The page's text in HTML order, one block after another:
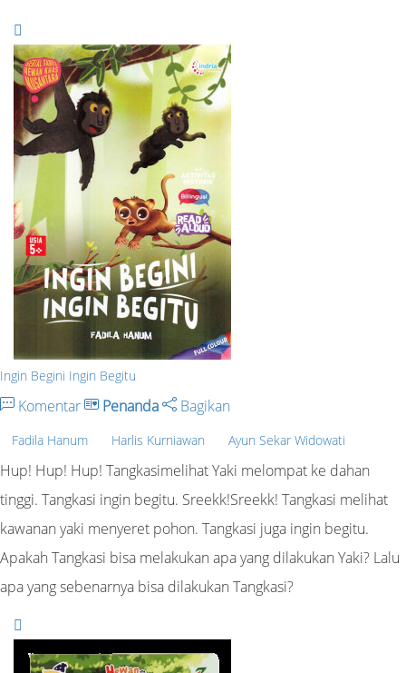
Ingin Begini Ingin Begitu
Komentar Penanda Bagikan
Fadila Hanum Harlis Kurniawan Ayun Sekar Widowati
Hup! Hup! Hup! Tangkasimelihat Yaki melompat ke dahan
tinggi. Tangkasi ingin begitu. Sreekk!Sreekk! Tangkasi melihat
kawanan yaki menyeret pohon. Tangkasi juga ingin begitu.
Apakah Tangkasi bisa melakukan apa yang dilakukan Yaki? Lalu
apa yang sebenarnya bisa dilakukan Tangkasi?